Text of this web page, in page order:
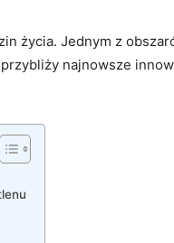
życia. Jednym z
najnowsze